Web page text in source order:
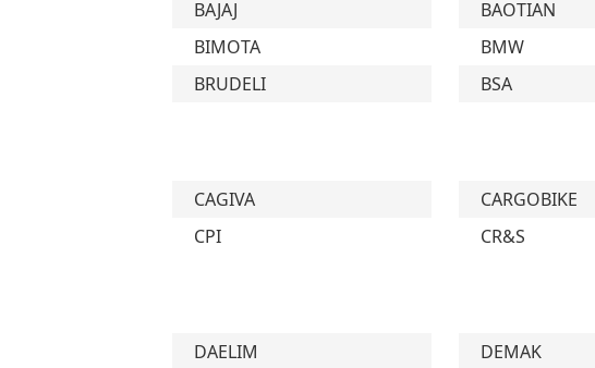
BAJAJ
BAOTIAN
BIMOTA
BMW
BRUDELI
BSA
CAGIVA
CARGOBIKE
CPI
CR&S
DAELIM
DEMAK